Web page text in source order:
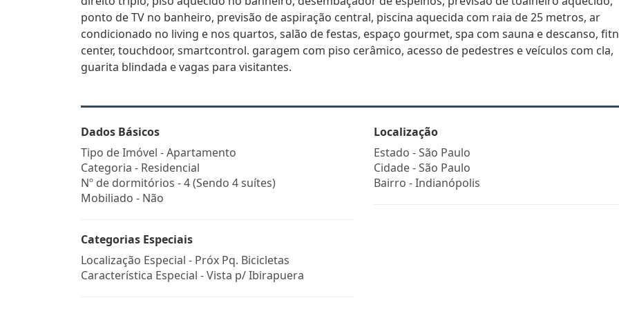
ponto de TV no banheiro, previsão de aspiração central, piscina aquecida com raia de 25 metros, ar
condicionado no living e nos quartos, salão de festas, espaço gourmet, spa com sauna e descanso,
center, touchdoor, smartcontrol. garagem com piso cerâmico, acesso de pedestres e veículos com cla,
guarita blindada e vagas para visitantes.
Dados Básicos
Tipo de Imóvel - Apartamento
Categoria - Residencial
Nº de dormitórios - 4 (Sendo 4 suítes)
Mobiliado - Não
Categorias Especiais
Localização Especial - Próx Pq. Bicicletas
Característica Especial - Vista p/ Ibirapuera
Localização
Estado -São Paulo
Cidade -São Paulo
Bairro -Indianópolis